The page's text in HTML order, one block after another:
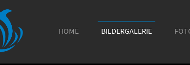
HOME BILDERGALERIE